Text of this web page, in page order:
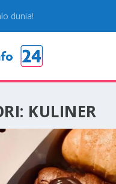
dunia!
KULINER